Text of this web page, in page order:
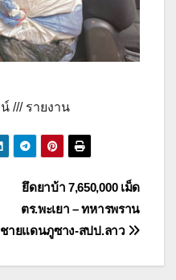
/// รายงาน
ยึดยาบ้า 7,650,000 เม็ด
ตร.พะเยา – ทหารพราน
ชายแดนภูซาง-สปป.ลาว